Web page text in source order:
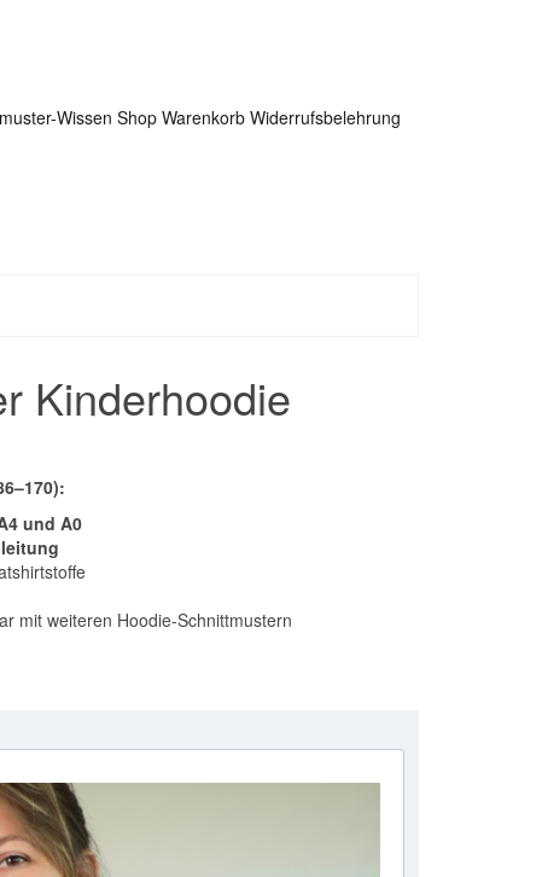
Wissen Shop Warenkorb Widerrufsbelehrung
Kinderhoodie
und A0
mit weiteren Hoodie-Schnittmustern